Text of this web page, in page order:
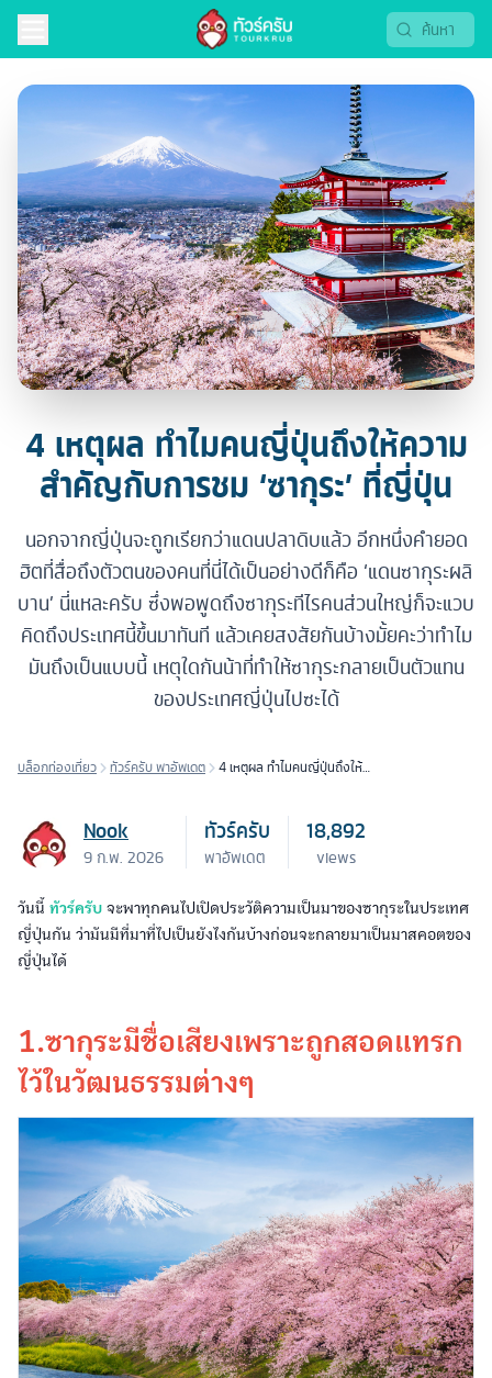
4 เหตุผล ทำไมคนญี่ปุ่นถึงให้ความ
สำคัญกับการชม ‘ซากุระ’ ที่ญี่ปุ่น
นอกจากญี่ปุ่นจะถูกเรียกว่าแดนปลาดิบแล้ว อีกหนึ่งคำยอด
ฮิตที่สื่อถึงตัวตนของคนที่นี่ได้เป็นอย่างดีก็คือ ‘แดนซากุระผลิ
บาน’ นี่แหละครับ ซึ่งพอพูดถึงซากุระทีไรคนส่วนใหญ่ก็จะแวบ
คิดถึงประเทศนี้ขึ้นมาทันที แล้วเคยสงสัยกันบ้างมั้ยคะว่าทำไม
มันถึงเป็นแบบนี้ เหตุใดกันน้าที่ทำให้ซากุระกลายเป็นตัวแทน
ของประเทศญี่ปุ่นไปซะได้
บล็อกท่องเที่ยว ทัวร์ครับ พาอัพเดต
4 เหตุผล ทำไมคนญี่ปุ่นถึงให้
Nook
9 ก.พ. 2026
ทัวร์ครับ
พาอัพเดต
18,892
views
วันนี้ ทัวร์ครับ จะพาทุกคนไปเปิดประวัติความเป็นมาของซากุระในประเทศ
ญี่ปุ่นกัน ว่ามันมีที่มาที่ไปเป็นยังไงกันบ้างก่อนจะกลายมาเป็นมาสคอตของ
ญี่ปุ่นได้
1.ซากุระมีชื่อเสียงเพราะถูกสอดแทรก
ไว้ในวัฒนธรรมต่างๆ